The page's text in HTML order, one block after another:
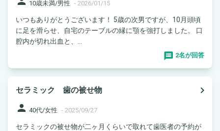
10歳未満/男性 - 2026/01/15
いつもありがとうございます！ 5歳の次男ですが、10月頭頃
に足を滑らせ、自宅のテーブルの縁に顎を強打しました。 口
腔内が切れ出血と、...
2名が回答
セラミック 歯の被せ物
navigate_next
person 40代/女性 - 2025/09/27
セラミックの被せ物が二ヶ月くらいで取れて歯医者の予約が